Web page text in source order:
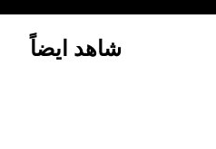
شاهد ايضاً